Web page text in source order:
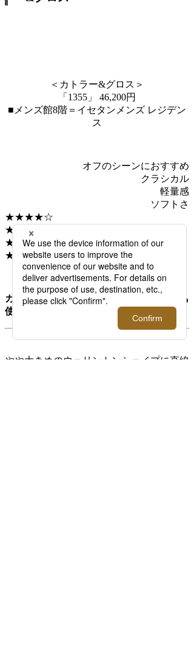
＜カトラー&グロス＞
「1355」 46,200円
■メンズ館8階＝イセタンメンズ レジデン
ス
オフのシーンにおすすめ
クラシカル
軽量感
ソフトさ
★★★★☆
★★★★★
★★☆☆☆
★☆☆☆☆
カラーレンズを入れてサングラスとしても
使える個性的なユニセックスモデル
やや大きめのウェリントンシェイプに直線